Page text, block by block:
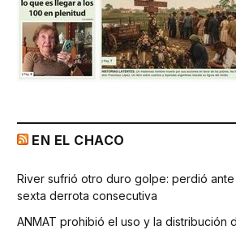
EN EL CHACO
River sufrió otro duro golpe: perdió
sexta derrota consecutiva
ANMAT prohibió el uso y la distribución